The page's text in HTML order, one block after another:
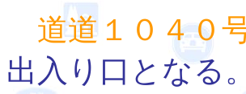
道道１０４０
出入り口となる。